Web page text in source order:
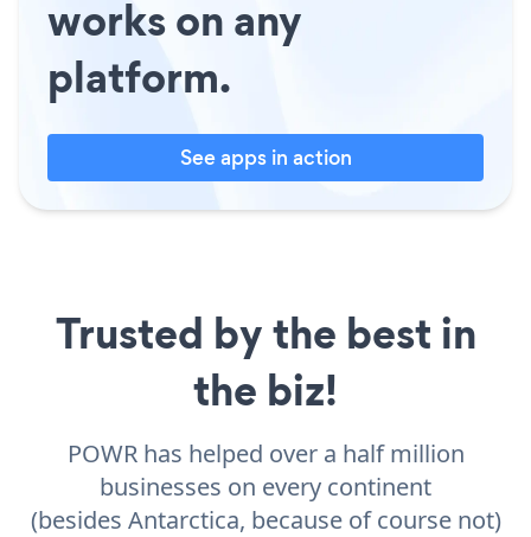
works on any
platform.
See apps in action
Trusted by the best in
the biz!
POWR has helped over a half million
businesses on every continent
(besides Antarctica, because of course not)